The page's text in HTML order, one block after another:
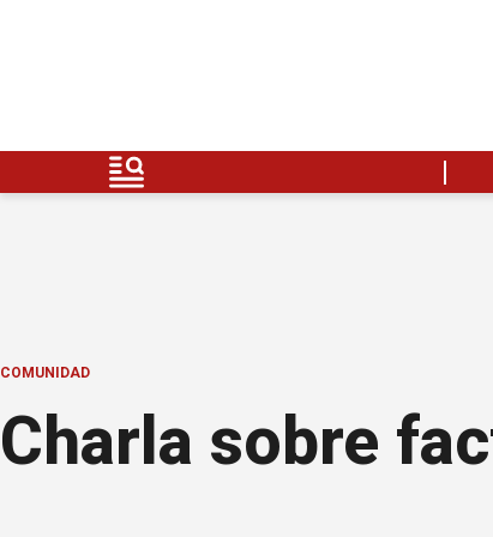
COMUNIDAD
Charla sobre